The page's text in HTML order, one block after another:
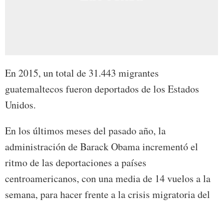
En 2015, un total de 31.443 migrantes
guatemaltecos fueron deportados de los Estados
Unidos.
En los últimos meses del pasado año, la
administración de Barack Obama incrementó el
ritmo de las deportaciones a países
centroamericanos, con una media de 14 vuelos a la
semana, para hacer frente a la crisis migratoria del